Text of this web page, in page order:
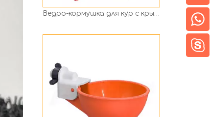
Автоматическая чашка для воды для курицы для птицы, перепела, утки, маленького питомца Ph-124